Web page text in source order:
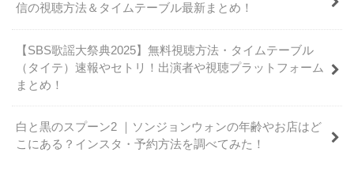
信の視聴方法＆タイムテーブル最新まとめ！
【SBS歌謡大祭典2025】無料視聴方法・タイムテーブル
（タイテ）速報やセトリ！出演者や視聴プラットフォーム
まとめ！
白と黒のスプーン2 ｜ソンジョンウォンの年齢やお店はど
こにある？インスタ・予約方法を調べてみた！